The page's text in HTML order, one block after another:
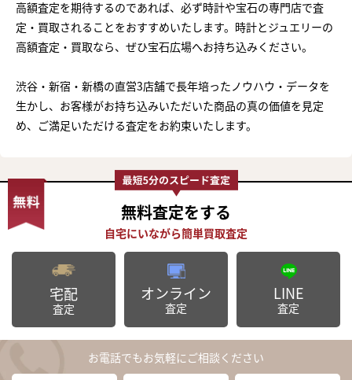
高額査定を期待するのであれば、必ず時計や宝石の専門店で査
定・買取されることをおすすめいたします。時計とジュエリーの
高額査定・買取なら、ぜひ宝石広場へお持ち込みください。
渋谷・新宿・新橋の直営3店舗で長年培ったノウハウ・データを
生かし、お客様がお持ち込みいただいた商品の真の価値を見定
め、ご満足いただける査定をお約束いたします。
無料査定をする
宅配
査定
オンライン
査定
LINE
査定
お電話でもお気軽にご相談ください